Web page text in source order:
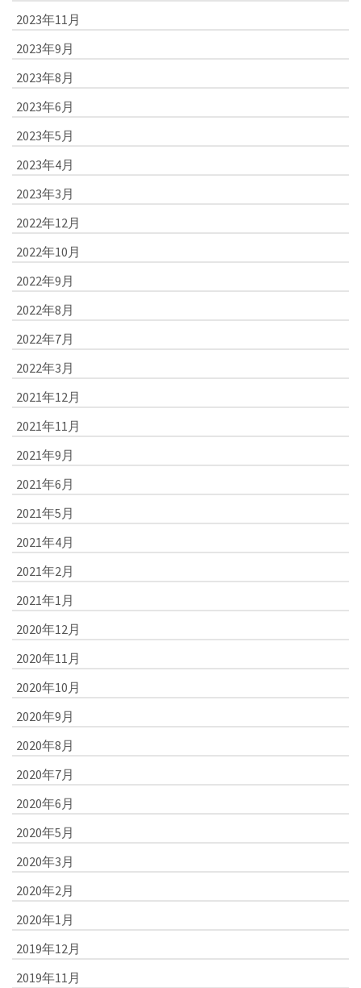
2023年11月
2023年9月
2023年8月
2023年6月
2023年5月
2023年4月
2023年3月
2022年12月
2022年10月
2022年9月
2022年8月
2022年7月
2022年3月
2021年12月
2021年11月
2021年9月
2021年6月
2021年5月
2021年4月
2021年2月
2021年1月
2020年12月
2020年11月
2020年10月
2020年9月
2020年8月
2020年7月
2020年6月
2020年5月
2020年3月
2020年2月
2020年1月
2019年12月
2019年11月